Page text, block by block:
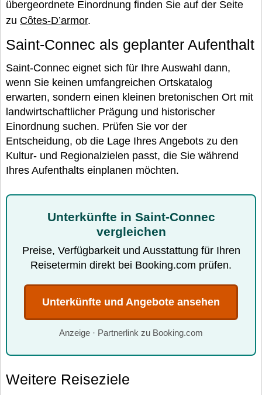
übergeordnete Einordnung finden Sie auf der Seite
zu Côtes-D’armor.
Saint-Connec als geplanter Aufenthalt
Saint-Connec eignet sich für Ihre Auswahl dann,
wenn Sie keinen umfangreichen Ortskatalog
erwarten, sondern einen kleinen bretonischen Ort mit
landwirtschaftlicher Prägung und historischer
Einordnung suchen. Prüfen Sie vor der
Entscheidung, ob die Lage Ihres Angebots zu den
Kultur- und Regionalzielen passt, die Sie während
Ihres Aufenthalts einplanen möchten.
Unterkünfte in Saint-Connec
vergleichen
Preise, Verfügbarkeit und Ausstattung für Ihren
Reisetermin direkt bei Booking.com prüfen.
Unterkünfte und Angebote ansehen
Anzeige · Partnerlink zu Booking.com
Weitere Reiseziele